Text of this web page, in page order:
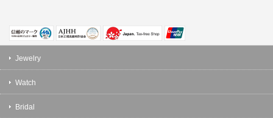
Jewelry
Watch
Bridal